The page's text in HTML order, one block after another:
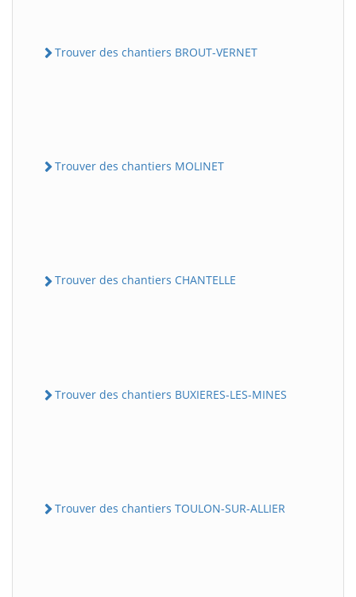
Trouver des chantiers BROUT-VERNET
Trouver des chantiers MOLINET
Trouver des chantiers CHANTELLE
Trouver des chantiers BUXIERES-LES-MINES
Trouver des chantiers TOULON-SUR-ALLIER